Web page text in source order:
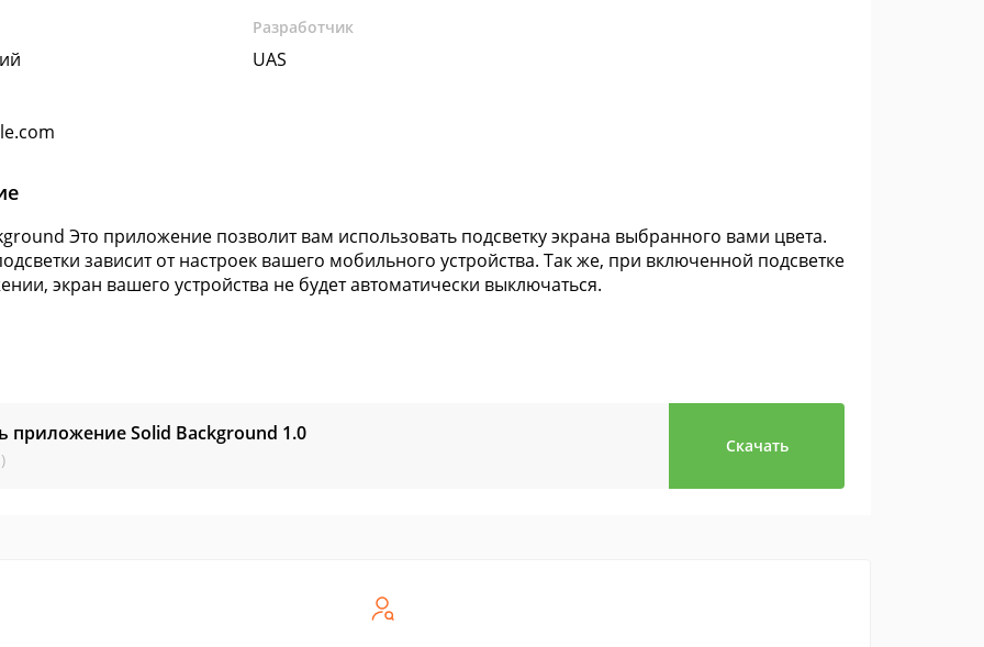
Разработчик
UAS
Это приложение позволит вам использовать подсветку экрана выбранного вами цвета.
зависит от настроек вашего мобильного устройства. Так же, при включенной подсветке
экран вашего устройства не будет автоматически выключаться.
приложение Solid Background 1.0
Скачать